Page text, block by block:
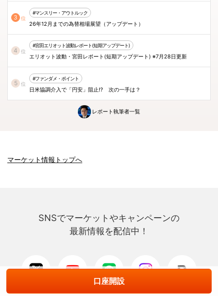
3 位
#マンスリー・アウトルック
26年12月までの為替相場展望（アップデート）
4 位
#宮田エリオット波動レポート(短期アップデート)
エリオット波動・宮田レポート(短期アップデート) ※7月28日更新
5 位
#ファンダメ・ポイント
日米協調介入で「円安」阻止!? 次の一手は？
レポート執筆者一覧
マーケット情報トップへ
SNSでマーケットやキャンペーンの
最新情報を配信中！
口座開設